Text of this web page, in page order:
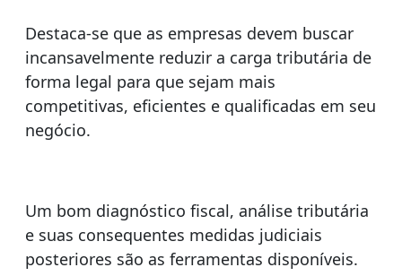
Destaca-se que as empresas devem buscar
incansavelmente reduzir a carga tributária de
forma legal para que sejam mais
competitivas, eficientes e qualificadas em seu
negócio.
Um bom diagnóstico fiscal, análise tributária
e suas consequentes medidas judiciais
posteriores são as ferramentas disponíveis.